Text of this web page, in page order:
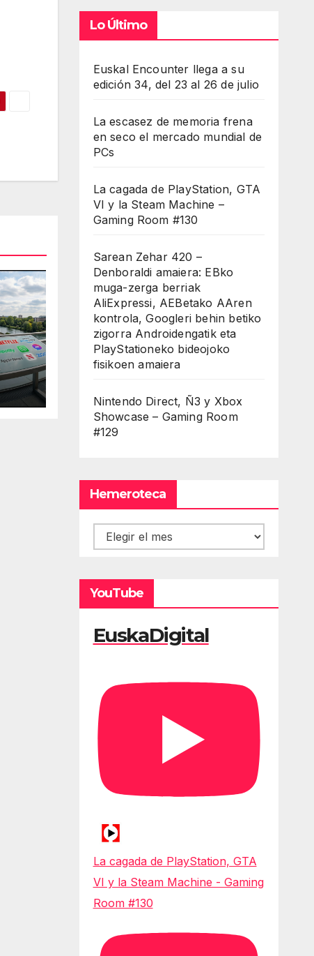
Lo Último
Euskal Encounter llega a su
edición 34, del 23 al 26 de julio
La escasez de memoria frena
en seco el mercado mundial de
PCs
La cagada de PlayStation, GTA
VI y la Steam Machine –
Gaming Room #130
Sarean Zehar 420 –
Denboraldi amaiera: EBko
muga-zerga berriak
AliExpressi, AEBetako AAren
kontrola, Googleri behin betiko
zigorra Androidengatik eta
PlayStationeko bideojoko
fisikoen amaiera
Nintendo Direct, Ñ3 y Xbox
Showcase – Gaming Room
#129
Hemeroteca
Hemeroteca
YouTube
EuskaDigital
La cagada de PlayStation, GTA
VI y la Steam Machine - Gaming
Room #130